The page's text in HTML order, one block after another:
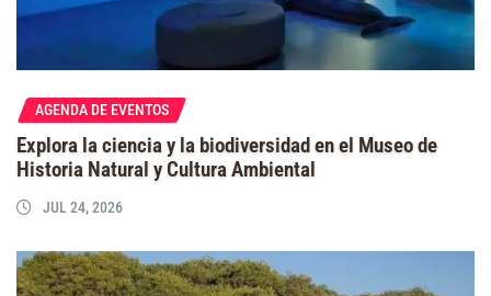
AGENDA DE EVENTOS
Explora la ciencia y la biodiversidad en el Museo de
Historia Natural y Cultura Ambiental
JUL 24, 2026